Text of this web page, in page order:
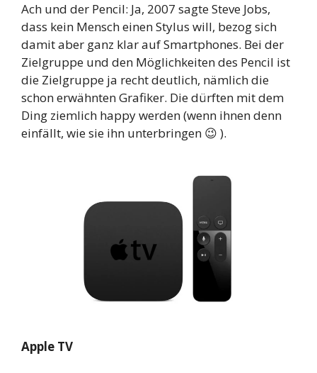
Ach und der Pencil: Ja, 2007 sagte Steve Jobs,
dass kein Mensch einen Stylus will, bezog sich
damit aber ganz klar auf Smartphones. Bei der
Zielgruppe und den Möglichkeiten des Pencil ist
die Zielgruppe ja recht deutlich, nämlich die
schon erwähnten Grafiker. Die dürften mit dem
Ding ziemlich happy werden (wenn ihnen denn
einfällt, wie sie ihn unterbringen 😉 ).
Apple TV